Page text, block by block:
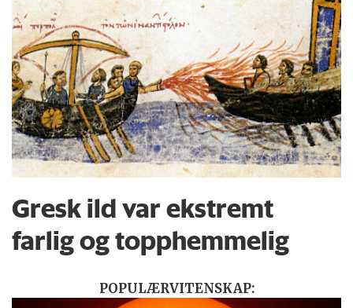
Gresk ild var ekstremt
farlig og topphemmelig
POPULÆRVITENSKAP: